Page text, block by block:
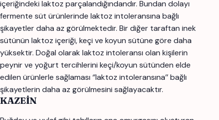
içeriğindeki laktoz parçalandığındandır. Bundan dolayı
fermente süt ürünlerinde laktoz intoleransına bağlı
şikayetler daha az görülmektedir. Bir diğer taraftan inek
sütünün laktoz içeriği, keçi ve koyun sütüne göre daha
yüksektir. Doğal olarak laktoz intoleransı olan kişilerin
peynir ve yoğurt tercihlerini keçi/koyun sütünden elde
edilen ürünlerle sağlaması ‘’laktoz intoleransına’’ bağlı
şikayetlerin daha az görülmesini sağlayacaktır.
KAZEİN